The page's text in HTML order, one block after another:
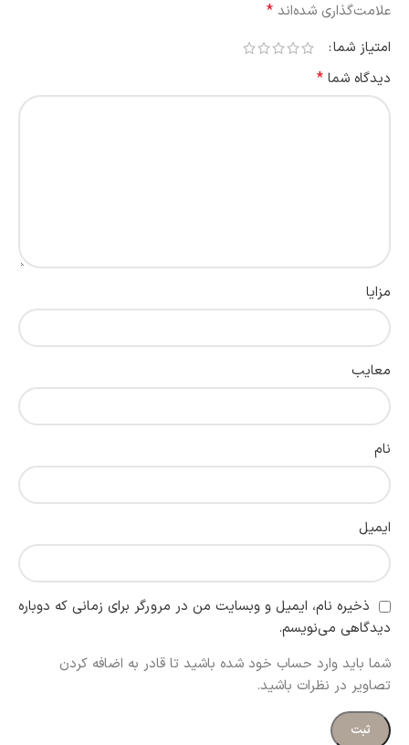
علامت‌گذاری شده‌اند *
امتیاز شما
دیدگاه شما *
مزایا
معایب
نام
ایمیل
ذخیره نام، ایمیل و وبسایت من در مرورگر برای زمانی که دوباره
دیدگاهی می‌نویسم.
شما باید وارد حساب خود شده باشید تا قادر به اضافه کردن
تصاویر در نظرات باشید.